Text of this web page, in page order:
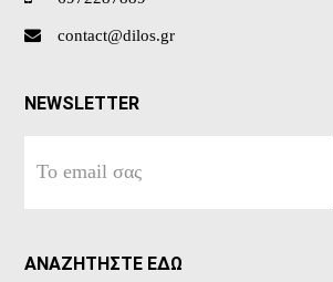
contact@dilos.gr
NEWSLETTER
email
ΑΝΑΖΗΤΗΣΤΕ ΕΔΩ